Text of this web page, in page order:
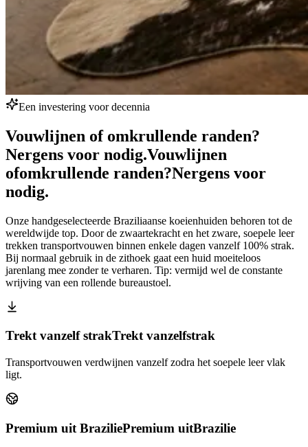
Een investering voor decennia
Vouwlijnen of omkrullende randen?
Nergens voor nodig.Vouwlijnen
ofomkrullende randen?Nergens voor
nodig.
Onze handgeselecteerde Braziliaanse koeienhuiden behoren tot de
wereldwijde top. Door de zwaartekracht en het zware, soepele leer
trekken transportvouwen binnen enkele dagen vanzelf 100% strak.
Bij normaal gebruik in de zithoek gaat een huid moeiteloos
jarenlang mee zonder te verharen. Tip: vermijd wel de constante
wrijving van een rollende bureaustoel.
Trekt vanzelf strakTrekt vanzelfstrak
Transportvouwen verdwijnen vanzelf zodra het soepele leer vlak
ligt.
Premium uit BraziliePremium uitBrazilie